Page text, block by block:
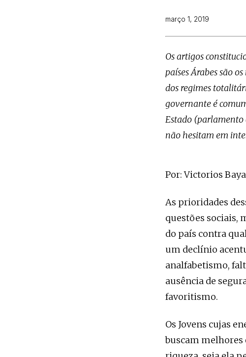
março 1, 2019
Os artigos
países Árabes são
dos regimes
governante é
Estado (parlamento
não hesitam em
Por: Victorios
As prioridades
questões sociais,
do país contra
um declínio
analfabetismo,
ausência de
favoritismo.
Os Jovens cujas
buscam melhores